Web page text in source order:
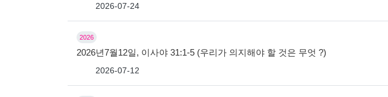
2026-07-24
2026
2026년7월12일, 이사야 31:1-5 (우리가 의지해야 할 것은 무엇 ?)
2026-07-12